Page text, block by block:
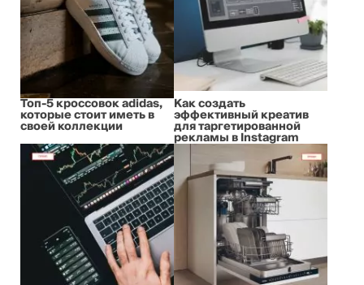
Топ-5 кроссовок adidas,
которые стоит иметь в
своей коллекции
Как создать
эффективный креатив
для таргетированной
рекламы в Instagram